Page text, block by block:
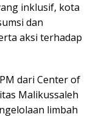
inklusif, kota
dan
aksi terhadap
dari Center of
Malikussaleh
limbah